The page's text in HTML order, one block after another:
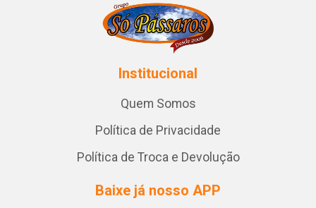
Institucional
Quem Somos
Política de Privacidade
Política de Troca e Devolução
Baixe já nosso APP